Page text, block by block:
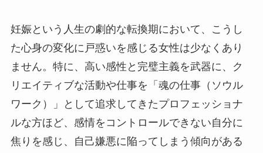
妊娠という人生の劇的な転換期において、こうし
た心身の変化に戸惑いを感じる女性は少なくあり
ません。特に、高い感性と完璧主義を武器に、ク
リエイティブな活動や仕事を「魂の仕事（ソウル
ワーク）」として追求してきたプロフェッショナ
ルな方ほど、感情をコントロールできない自分に
焦りを感じ、自己嫌悪に陥ってしまう傾向がある